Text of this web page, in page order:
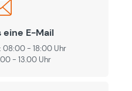
E-Mail
08:00 - 18:00 Uhr
- 13.00 Uhr